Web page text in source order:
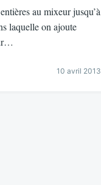
au mixeur jusqu’à
laquelle on ajoute
10 avril 2013